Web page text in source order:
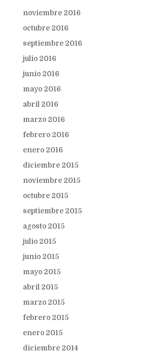
noviembre 2016
octubre 2016
septiembre 2016
julio 2016
junio 2016
mayo 2016
abril 2016
marzo 2016
febrero 2016
enero 2016
diciembre 2015
noviembre 2015
octubre 2015
septiembre 2015
agosto 2015
julio 2015
junio 2015
mayo 2015
abril 2015
marzo 2015
febrero 2015
enero 2015
diciembre 2014